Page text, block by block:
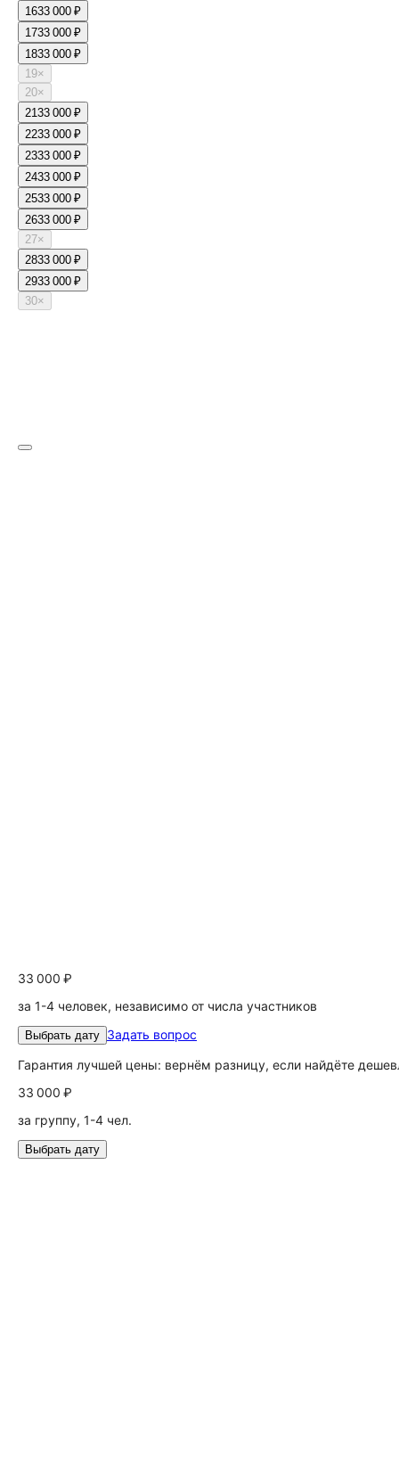
1633 000 ₽
1733 000 ₽
1833 000 ₽
19×
20×
2133 000 ₽
2233 000 ₽
2333 000 ₽
2433 000 ₽
2533 000 ₽
2633 000 ₽
27×
2833 000 ₽
2933 000 ₽
30×
33 000 ₽
за 1-4 человек, независимо от числа участников
Выбрать дату Задать вопрос
Гарантия лучшей цены: вернём разницу, если найдёте
33 000 ₽
за группу, 1-4 чел.
Выбрать дату